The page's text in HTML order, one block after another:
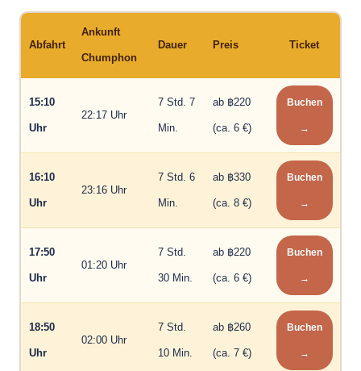
Abfahrt
Ankunft
Chumphon
Dauer Preis Ticket
15:10
Uhr
22:17 Uhr
7 Std. 7
Min.
ab ฿220
(ca. 6 €)
Buchen
→
16:10
Uhr
23:16 Uhr
7 Std. 6
Min.
ab ฿330
(ca. 8 €)
Buchen
→
17:50
Uhr
01:20 Uhr
7 Std.
30 Min.
ab ฿220
(ca. 6 €)
Buchen
→
18:50
Uhr
02:00 Uhr
7 Std.
10 Min.
ab ฿260
(ca. 7 €)
Buchen
→